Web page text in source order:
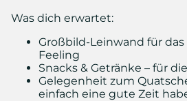
Was dich erwartet:
Großbild-Leinwand für
Feeling
Snacks & Getränke – für
Gelegenheit zum
einfach eine gute Zeit